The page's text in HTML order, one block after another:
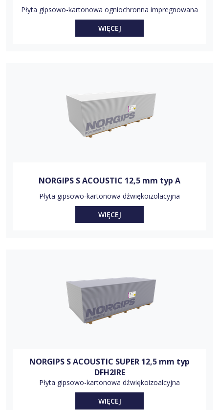
Płyta gipsowo-kartonowa ogniochronna impregnowana
WIĘCEJ
NORGIPS S ACOUSTIC 12,5 mm typ A
Płyta gipsowo-kartonowa dźwiękoizolacyjna
WIĘCEJ
NORGIPS S ACOUSTIC SUPER 12,5 mm typ
DFH2IRE
Płyta gipsowo-kartonowa dźwiękoizoalcyjna
WIĘCEJ